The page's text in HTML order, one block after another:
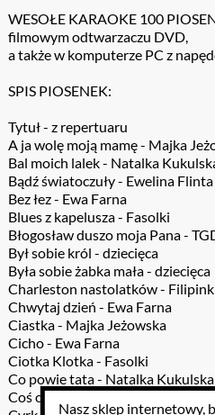
WESOŁE KARAOKE 100
filmowym odtwarzaczu DVD,
a także w komputerze PC z
SPIS PIOSENEK:
Tytuł - z repertuaru
A ja wolę moją mamę - Majka
Bal moich lalek - Natalka
Bądź światoczuły - Ewelina Flinta
Bez łez - Ewa Farna
Blues z kapelusza - Fasolki
Błogosław duszo moja Pana -
Był sobie król - dziecięca
Była sobie żabka mała - dziecięca
Charleston nastolatków -
Chwytaj dzień - Ewa Farna
Ciastka - Majka Jeżowska
Cicho - Ewa Farna
Ciotka Klotka - Fasolki
Co powie tata - Natalka Kukulska
Coś optymistycznego - Kasia
Nasz sklep internetowy,